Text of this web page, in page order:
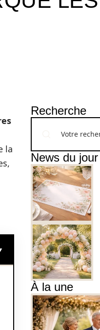
la
Recherche
News du jour
À la une